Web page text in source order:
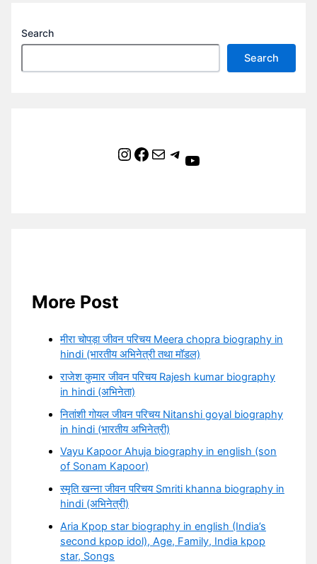
Search
Search
Instagram Facebook Mail Telegram YouTube
More Post
मीरा चोपड़ा जीवन परिचय Meera chopra biography in
hindi (भारतीय अभिनेत्री तथा मॉडल)
राजेश कुमार जीवन परिचय Rajesh kumar biography
in hindi (अभिनेता)
नितांशी गोयल जीवन परिचय Nitanshi goyal biography
in hindi (भारतीय अभिनेत्री)
Vayu Kapoor Ahuja biography in english (son
of Sonam Kapoor)
स्मृति खन्ना जीवन परिचय Smriti khanna biography in
hindi (अभिनेत्री)
Aria Kpop star biography in english (India’s
second kpop idol), Age, Family, India kpop
star, Songs